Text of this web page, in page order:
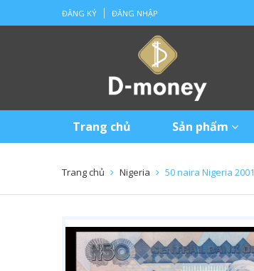
ĐĂNG KÝ ĐĂNG NHẬP
Trang chủ Sản phẩm
Trang chủ Nigeria 50 naira Nigeria 2001